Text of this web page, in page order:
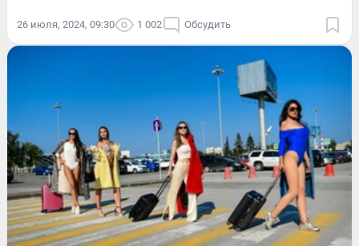
26 июля, 2024, 09:30 1 002 Обсудить